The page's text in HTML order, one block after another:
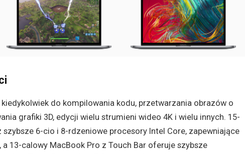
do kompilowania kodu, przetwarzania obrazów o
grafiki 3D, edycji wielu strumieni wideo 4K i wielu innych. 15-
6-cio i 8-rdzeniowe procesory Intel Core, zapewniające
13-calowy MacBook Pro z Touch Bar oferuje szybsze